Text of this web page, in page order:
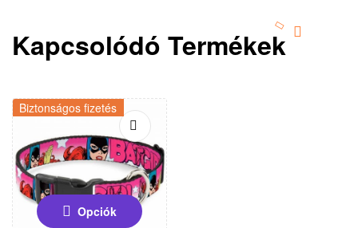
Kapcsolódó Termékek
Biztonságos fizetés
Opciók